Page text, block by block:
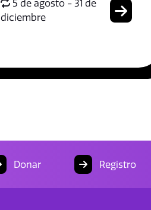
5 de agosto - 31 de
diciembre
Donar Registro